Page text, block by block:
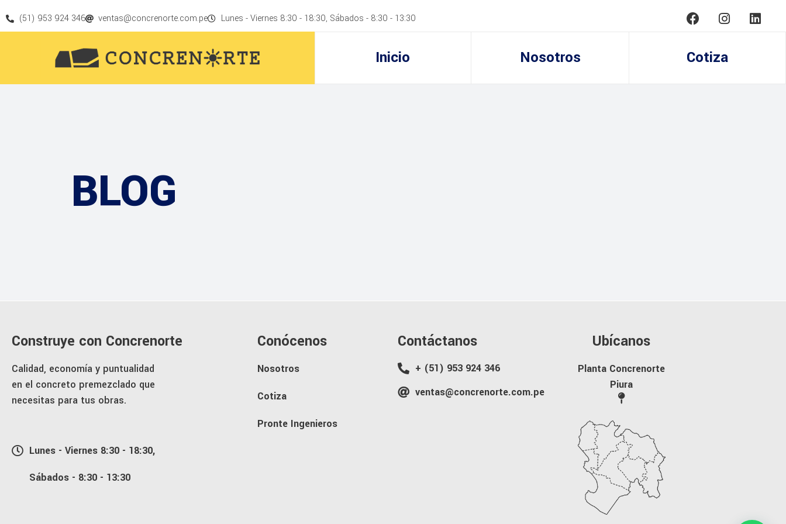
(51) 953 924 346 ventas@concrenorte.com.pe Lunes - Viernes 8:30 - 18:30, Sábados - 8:30 - 13:30
Inicio Nosotros Cotiza
BLOG
Construye con Concrenorte
Calidad, economía y puntualidad
en el concreto premezclado que
necesitas para tus obras.
Lunes - Viernes 8:30 - 18:30,
Sábados - 8:30 - 13:30
Conócenos
Nosotros
Cotiza
Pronte Ingenieros
Contáctanos
+ (51) 953 924 346
ventas@concrenorte.com.pe
Ubícanos
Planta Concrenorte
Piura